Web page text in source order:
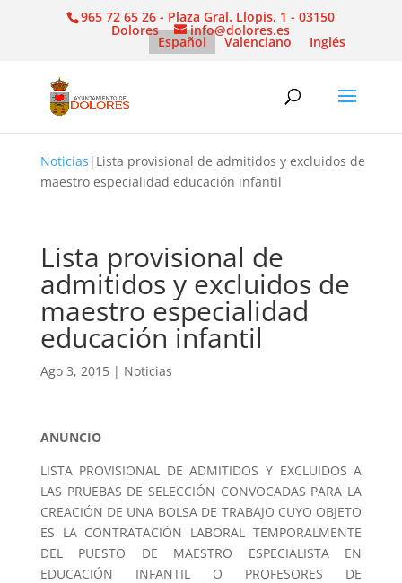
965 72 65 26 - Plaza Gral. Llopis, 1 - 03150
Dolores info@dolores.es
Español Valenciano Inglés
Noticias | Lista provisional de admitidos y excluidos de
maestro especialidad educación infantil
Lista provisional de
admitidos y excluidos de
maestro especialidad
educación infantil
Ago 3, 2015| Noticias
ANUNCIO
LISTA PROVISIONAL DE ADMITIDOS Y EXCLUIDOS A
LAS PRUEBAS DE SELECCIÓN CONVOCADAS PARA LA
CREACIÓN DE UNA BOLSA DE TRABAJO CUYO OBJETO
ES LA CONTRATACIÓN LABORAL TEMPORALMENTE
DEL PUESTO DE MAESTRO ESPECIALISTA EN
EDUCACIÓN INFANTIL O PROFESORES DE